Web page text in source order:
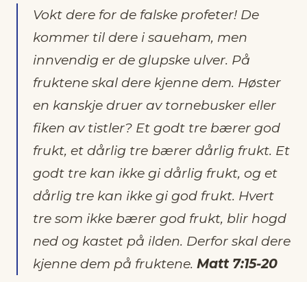
Vokt dere for de falske profeter! De
kommer til dere i saueham, men
innvendig er de glupske ulver. På
fruktene skal dere kjenne dem. Høster
en kanskje druer av tornebusker eller
fiken av tistler? Et godt tre bærer god
frukt, et dårlig tre bærer dårlig frukt. Et
godt tre kan ikke gi dårlig frukt, og et
dårlig tre kan ikke gi god frukt. Hvert
tre som ikke bærer god frukt, blir hogd
ned og kastet på ilden. Derfor skal dere
kjenne dem på fruktene. Matt 7:15-20